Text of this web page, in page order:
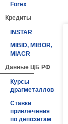
Forex
Кредиты
INSTAR
MIBID, MIBOR,
MIACR
Данные ЦБ РФ
Курсы
драгметаллов
Ставки
привлечения
по депозитам